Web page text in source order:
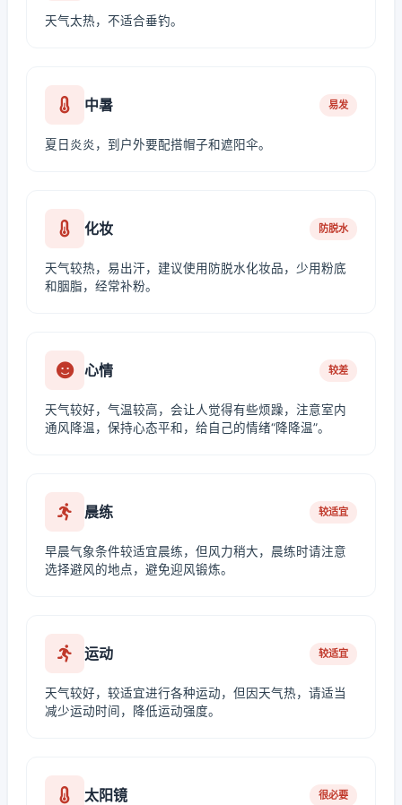
天气太热，不适合垂钓。
中暑 易发
夏日炎炎，到户外要配搭帽子和遮阳伞。
化妆 防脱水
天气较热，易出汗，建议使用防脱水化妆品，少用粉底
和胭脂，经常补粉。
心情 较差
天气较好，气温较高，会让人觉得有些烦躁，注意室内
通风降温，保持心态平和，给自己的情绪“降降温”。
晨练 较适宜
早晨气象条件较适宜晨练，但风力稍大，晨练时请注意
选择避风的地点，避免迎风锻炼。
运动 较适宜
天气较好，较适宜进行各种运动，但因天气热，请适当
减少运动时间，降低运动强度。
太阳镜 很必要